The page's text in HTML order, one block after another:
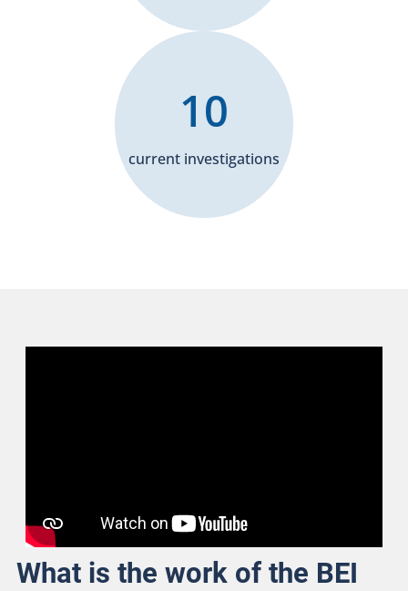
current investigations
10
What is the work of the BEI